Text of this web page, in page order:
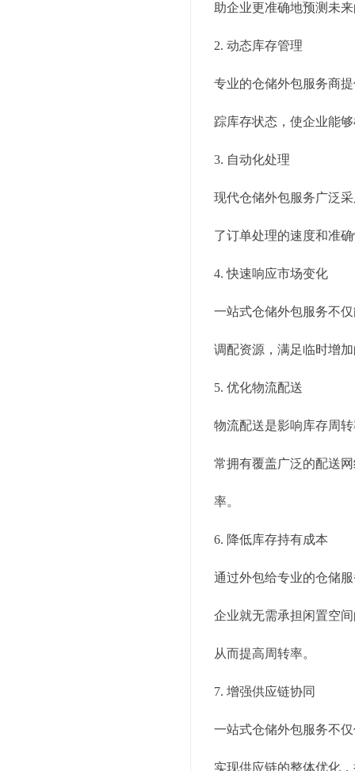
助企业更准确地预测未
2. 动态库存管理
专业的仓储外包服务商
踪库存状态，使企业能
3. 自动化处理
现代仓储外包服务广泛
了订单处理的速度和准
4. 快速响应市场变化
一站式仓储外包服务不
调配资源，满足临时增
5. 优化物流配送
物流配送是影响库存周
常拥有覆盖广泛的配送
率。
6. 降低库存持有成本
通过外包给专业的仓储
企业就无需承担闲置空
从而提高周转率。
7. 增强供应链协同
一站式仓储外包服务不
实现供应链的整体优化